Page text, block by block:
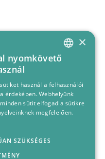
–
HUNGARIAN
×
nyomkövető
használ a felhasználói
érdekében. Webhelyünk
sütit elfogad a sütikre
megfelelően.
SZÜKSÉGES